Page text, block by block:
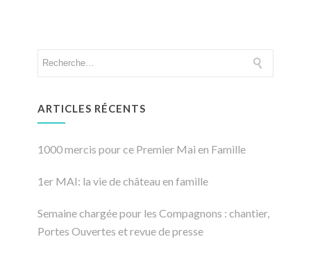
ARTICLES RÉCENTS
1000 mercis pour ce Premier Mai en Famille
1er MAI: la vie de château en famille
Semaine chargée pour les Compagnons : chantier,
Portes Ouvertes et revue de presse